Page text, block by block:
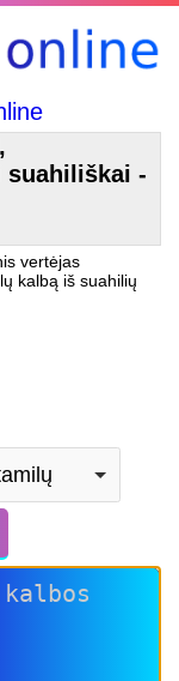
suahiliškai -
vertėjas
kalbą iš suahilių